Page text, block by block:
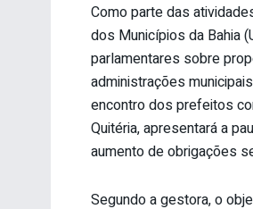
Como parte das
dos Municípios da Bahia
parlamentares sobre
administrações
encontro dos prefeitos
Quitéria, apresentará a
aumento de obrigações
Segundo a gestora, o